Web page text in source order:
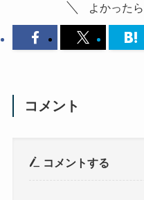
よかった
コメント
コメントする